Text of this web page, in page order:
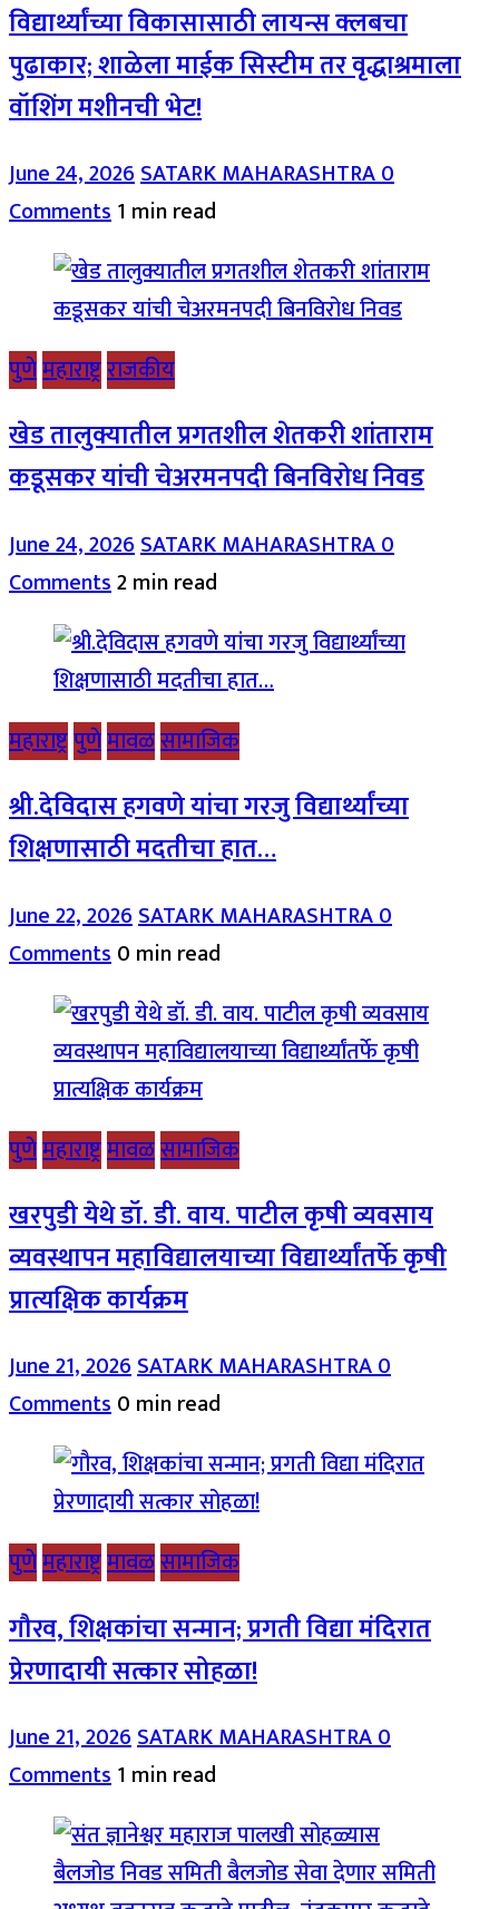
विद्यार्थ्यांच्या विकासासाठी लायन्स क्लबचा
पुढाकार; शाळेला माईक सिस्टीम तर वृद्धाश्रमाला
वॉशिंग मशीनची भेट!
June 24, 2026SATARK MAHARASHTRA0
Comments1 min read
पुणेमहाराष्ट्रराजकीय
खेड तालुक्यातील प्रगतशील शेतकरी शांताराम
कडूसकर यांची चेअरमनपदी बिनविरोध निवड
June 24, 2026SATARK MAHARASHTRA0
Comments2 min read
महाराष्ट्रपुणेमावळसामाजिक
श्री.देविदास हगवणे यांचा गरजु विद्यार्थ्यांच्या
शिक्षणासाठी मदतीचा हात…
June 22, 2026SATARK MAHARASHTRA0
Comments0 min read
पुणेमहाराष्ट्रमावळसामाजिक
खरपुडी येथे डॉ. डी. वाय. पाटील कृषी व्यवसाय
व्यवस्थापन महाविद्यालयाच्या विद्यार्थ्यांतर्फे कृषी
प्रात्यक्षिक कार्यक्रम
June 21, 2026SATARK MAHARASHTRA0
Comments0 min read
पुणेमहाराष्ट्रमावळसामाजिक
गौरव, शिक्षकांचा सन्मान; प्रगती विद्या मंदिरात
प्रेरणादायी सत्कार सोहळा!
June 21, 2026SATARK MAHARASHTRA0
Comments1 min read